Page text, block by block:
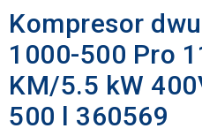
Kompresor
1000-500 Pro
KM/5.5 kW
500 l 360569